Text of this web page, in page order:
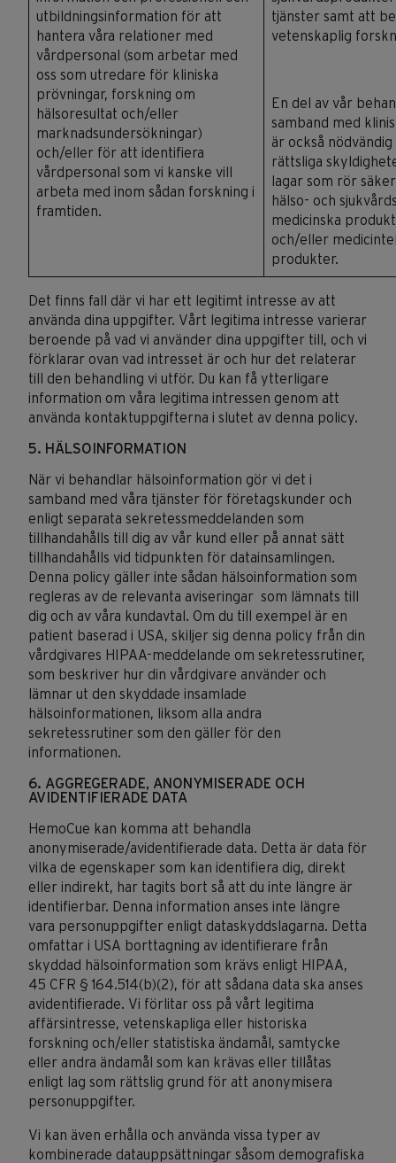
utbildningsinformation för att
hantera våra relationer med
vårdpersonal (som arbetar med
oss som utredare för kliniska
prövningar, forskning om
hälsoresultat och/eller
marknadsundersökningar)
och/eller för att identifiera
vårdpersonal som vi kanske vill
arbeta med inom sådan forskning i
framtiden.
tjänster samt att
vetenskaplig
En del av vår
samband med
är också
rättsliga
lagar som rör
hälso- och
medicinska
och/eller
produkter.
Det finns fall där vi har ett legitimt intresse av att
använda dina uppgifter. Vårt legitima intresse varierar
beroende på vad vi använder dina uppgifter till, och vi
förklarar ovan vad intresset är och hur det relaterar
till den behandling vi utför. Du kan få ytterligare
information om våra legitima intressen genom att
använda kontaktuppgifterna i slutet av denna policy.
5. HÄLSOINFORMATION
När vi behandlar hälsoinformation gör vi det i
samband med våra tjänster för företagskunder och
enligt separata sekretessmeddelanden som
tillhandahålls till dig av vår kund eller på annat sätt
tillhandahålls vid tidpunkten för datainsamlingen.
Denna policy gäller inte sådan hälsoinformation som
regleras av de relevanta aviseringar som lämnats till
dig och av våra kundavtal. Om du till exempel är en
patient baserad i USA, skiljer sig denna policy från din
vårdgivares HIPAA-meddelande om sekretessrutiner,
som beskriver hur din vårdgivare använder och
lämnar ut den skyddade insamlade
hälsoinformationen, liksom alla andra
sekretessrutiner som den gäller för den
informationen.
6. AGGREGERADE, ANONYMISERADE OCH
AVIDENTIFIERADE DATA
HemoCue kan komma att behandla
anonymiserade/avidentifierade data. Detta är data för
vilka de egenskaper som kan identifiera dig, direkt
eller indirekt, har tagits bort så att du inte längre är
identifierbar. Denna information anses inte längre
vara personuppgifter enligt dataskyddslagarna. Detta
omfattar i USA borttagning av identifierare från
skyddad hälsoinformation som krävs enligt HIPAA,
45 CFR § 164.514(b)(2), för att sådana data ska anses
avidentifierade. Vi förlitar oss på vårt legitima
affärsintresse, vetenskapliga eller historiska
forskning och/eller statistiska ändamål, samtycke
eller andra ändamål som kan krävas eller tillåtas
enligt lag som rättslig grund för att anonymisera
personuppgifter.
Vi kan även erhålla och använda vissa typer av
kombinerade datauppsättningar såsom demografiska